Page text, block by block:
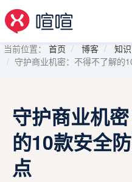
当前位置： 首页 博客
知
守护商业机密：不得不了解的
守护商业机
的10款安全
点